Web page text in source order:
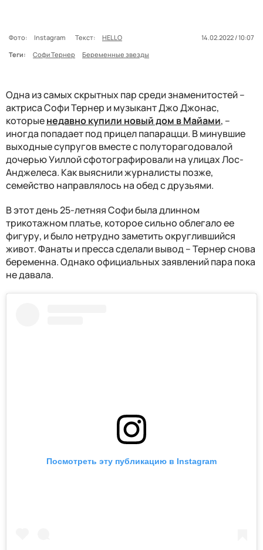
Фото: Instagram Текст: HELLO
14.02.2022 / 10:07
Теги:
Софи Тернер Беременные звезды
Одна из самых скрытных пар среди знаменитостей –
актриса Софи Тернер и музыкант Джо Джонас,
которыенедавно купили новый дом в Майами, –
иногда попадает под прицел папарацци. В минувшие
выходные супругов вместе с полуторагодовалой
дочерью Уиллой сфотографировали на улицах Лос-
Анджелеса. Как выяснили журналисты позже,
семейство направлялось на обед с друзьями.
В этот день 25-летняя Софи была длинном
трикотажном платье, которое сильно облегало ее
фигуру, и было нетрудно заметить округлившийся
живот. Фанаты и пресса сделали вывод – Тернер снова
беременна. Однако официальных заявлений пара пока
не давала.
Посмотреть эту публикацию в Instagram